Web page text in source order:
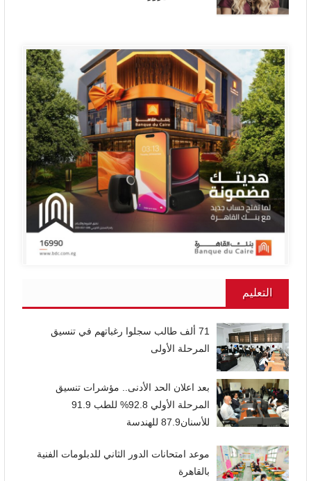
التعليم
71 ألف طالب سجلوا رغباتهم في تنسيق
المرحلة الأولى
بعد اعلان الحد الأدنى.. مؤشرات تنسيق
المرحلة الأولي 92.8% للطب 91.9
للأسنان87.9 للهندسة
موعد امتحانات الدور الثاني للدبلومات الفنية
بالقاهرة